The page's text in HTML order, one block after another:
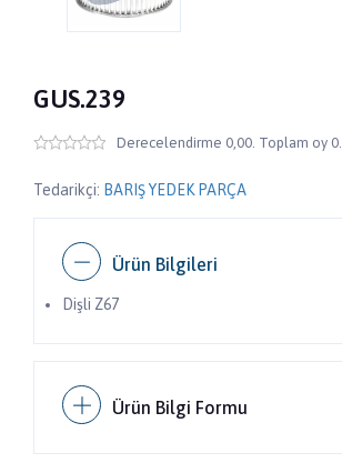
GUS.239
Derecelendirme 0,00. Toplam oy 0.
Tedarikçi: BARIŞ YEDEK PARÇA
Ürün Bilgileri
Dişli Z67
Ürün Bilgi Formu